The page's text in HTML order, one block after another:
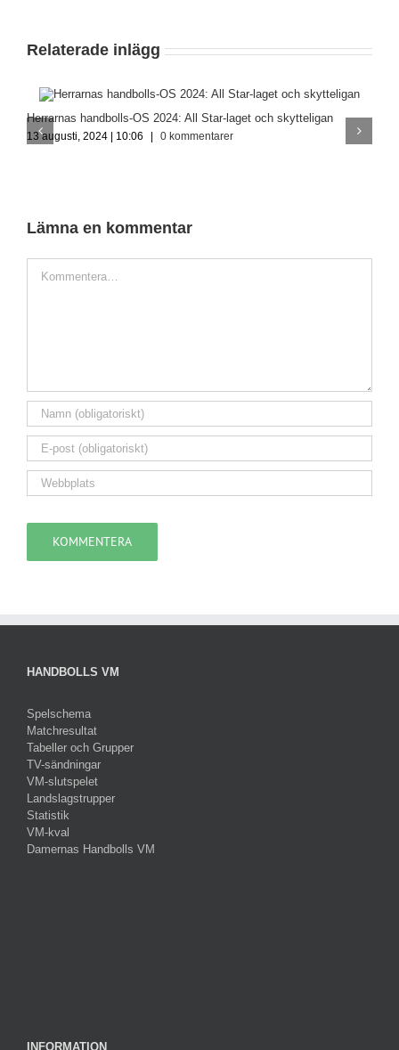
Relaterade inlägg
Herrarnas handbolls-OS 2024: All Star-laget och skytteligan
13 augusti, 2024 | 10:06 | 0 kommentarer
Lämna en kommentar
HANDBOLLS VM
Spelschema
Matchresultat
Tabeller och Grupper
TV-sändningar
VM-slutspelet
Landslagstrupper
Statistik
VM-kval
Damernas Handbolls VM
INFORMATION